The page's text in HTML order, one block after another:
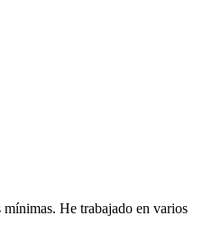
He trabajado en varios